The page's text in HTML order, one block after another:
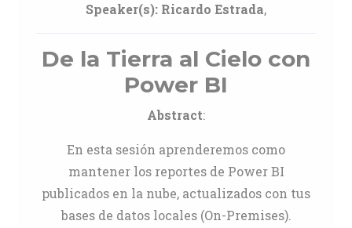
Speaker(s): Ricardo Estrada,
De la Tierra al Cielo con
Power BI
Abstract:
En esta sesión aprenderemos como
mantener los reportes de Power BI
publicados en la nube, actualizados con tus
bases de datos locales (On-Premises).